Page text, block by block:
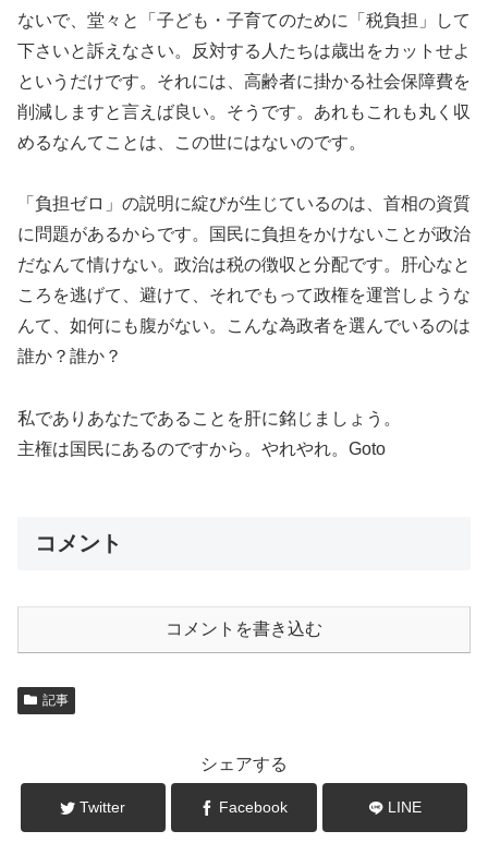
ないで、堂々と「子ども・子育てのために「税負担」して
下さいと訴えなさい。反対する人たちは歳出をカットせよ
というだけです。それには、高齢者に掛かる社会保障費を
削減しますと言えば良い。そうです。あれもこれも丸く収
めるなんてことは、この世にはないのです。
「負担ゼロ」の説明に綻びが生じているのは、首相の資質
に問題があるからです。国民に負担をかけないことが政治
だなんて情けない。政治は税の徴収と分配です。肝心なと
ころを逃げて、避けて、それでもって政権を運営しような
んて、如何にも腹がない。こんな為政者を選んでいるのは
誰か？誰か？
私でありあなたであることを肝に銘じましょう。
主権は国民にあるのですから。やれやれ。Goto
コメント
コメントを書き込む
記事
シェアする
Twitter Facebook LINE